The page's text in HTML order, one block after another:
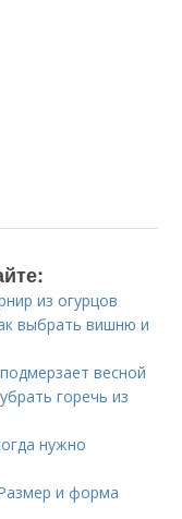
из огурцов
выбрать вишню и
весной
горечь из
нужно
и форма